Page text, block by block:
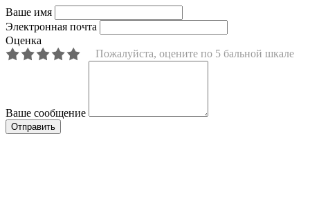
Ваше имя
Электронная почта
Оценка
Пожалуйста, оцените по 5 бальной шкале
Ваше сообщение